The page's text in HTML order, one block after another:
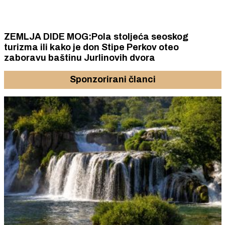
ZEMLJA DIDE MOG:Pola stoljeća seoskog
turizma ili kako je don Stipe Perkov oteo
zaboravu baštinu Jurlinovih dvora
Sponzorirani članci